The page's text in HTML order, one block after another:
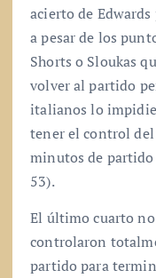
acierto de
a pesar de los
Shorts o Sloukas
volver al partido
italianos lo
tener el control
minutos de
53).
El último cuarto
controlaron
partido para